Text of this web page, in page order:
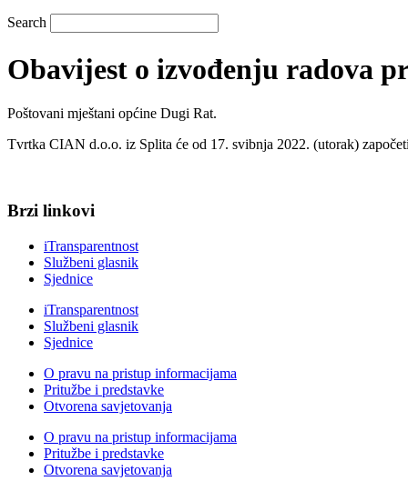
Search
Obavijest o izvođenju radova
Poštovani mještani općine Dugi Rat.
Tvrtka CIAN d.o.o. iz Splita će od 17. svibnja 2022. (utorak)
Brzi linkovi
iTransparentnost
Službeni glasnik
Sjednice
iTransparentnost
Službeni glasnik
Sjednice
O pravu na pristup informacijama
Pritužbe i predstavke
Otvorena savjetovanja
O pravu na pristup informacijama
Pritužbe i predstavke
Otvorena savjetovanja